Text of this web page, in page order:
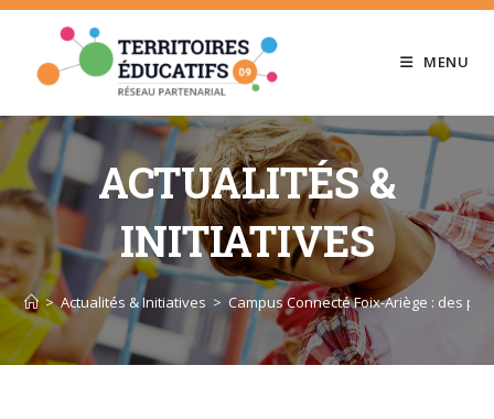
Skip
content
MENU
ACTUALITÉS &
INITIATIVES
> Actualités & Initiatives > Campus Connecté Foix-Ariège : des